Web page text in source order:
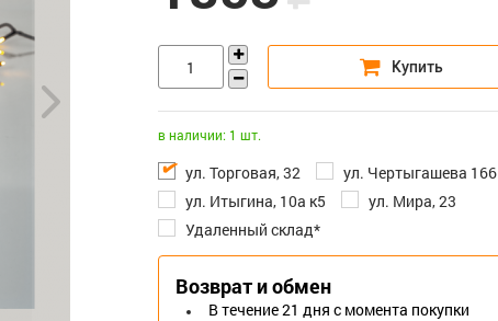
в наличии: 1 шт.
ул. Торговая, 32
ул. Чертыгашева 166
ул. Итыгина, 10а к5
ул. Мира, 23
Удаленный склад*
Возврат и обмен
В течение 21 дня с момента покупки